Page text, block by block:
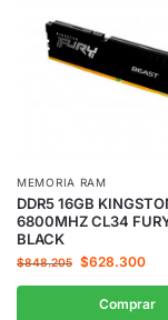
MEMORIA RAM
DDR5 16GB
6800MHZ CL34
BLACK
$848.205 $628.300
Comprar